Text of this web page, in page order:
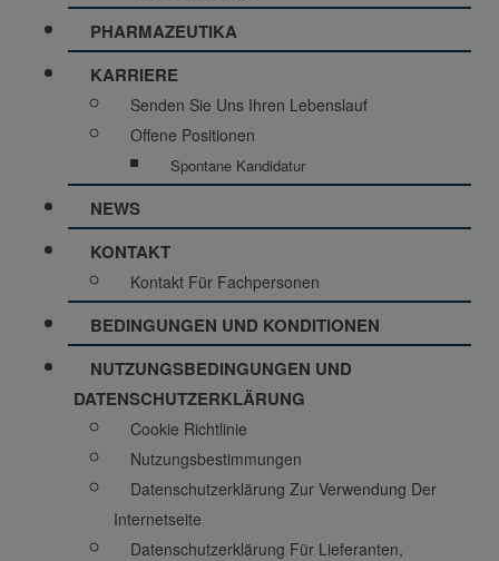
PHARMAZEUTIKA
KARRIERE
Senden Sie Uns Ihren Lebenslauf
Offene Positionen
Spontane Kandidatur
NEWS
KONTAKT
Kontakt Für Fachpersonen
BEDINGUNGEN UND KONDITIONEN
NUTZUNGSBEDINGUNGEN UND
DATENSCHUTZERKLÄRUNG
Cookie Richtlinie
Nutzungsbestimmungen
Datenschutzerklärung Zur Verwendung Der
Internetseite
Datenschutzerklärung Für Lieferanten,